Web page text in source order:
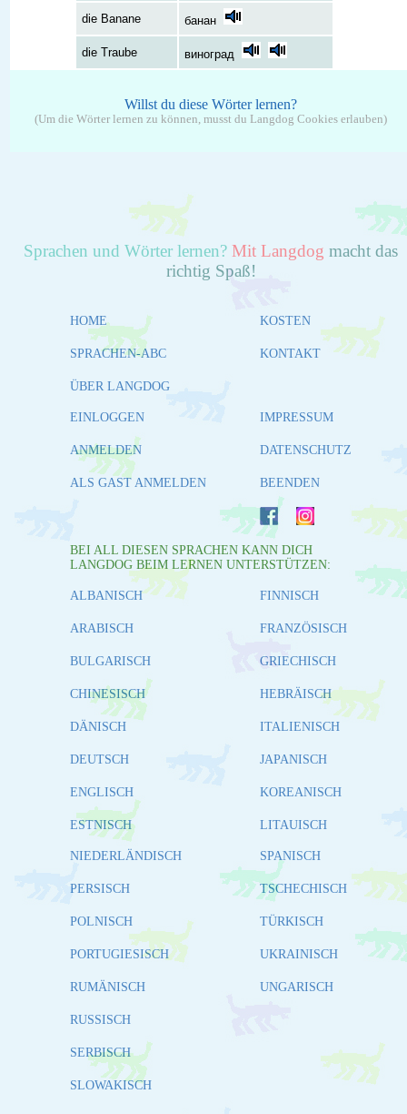
die Banane банан
die Traube виноград
Willst du diese Wörter lernen?
(Um die Wörter lernen zu können, musst du Langdog Cookies erlauben)
Sprachen und Wörter lernen? Mit Langdog macht das
richtig Spaß!
HOME
SPRACHEN-ABC
ÜBER LANGDOG
KOSTEN
KONTAKT
EINLOGGEN
ANMELDEN
ALS GAST ANMELDEN
IMPRESSUM
DATENSCHUTZ
BEENDEN
BEI ALL DIESEN SPRACHEN KANN DICH
LANGDOG BEIM LERNEN UNTERSTÜTZEN:
ALBANISCH
ARABISCH
BULGARISCH
CHINESISCH
DÄNISCH
DEUTSCH
ENGLISCH
ESTNISCH
FINNISCH
FRANZÖSISCH
GRIECHISCH
HEBRÄISCH
ITALIENISCH
JAPANISCH
KOREANISCH
LITAUISCH
NIEDERLÄNDISCH
PERSISCH
POLNISCH
PORTUGIESISCH
RUMÄNISCH
RUSSISCH
SERBISCH
SLOWAKISCH
SPANISCH
TSCHECHISCH
TÜRKISCH
UKRAINISCH
UNGARISCH